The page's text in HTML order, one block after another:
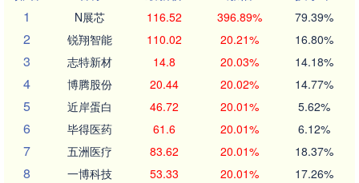
1
N展芯 116.52 396.89% 79.39%
2 锐翔智能 110.02 20.21% 16.80%
3 志特新材 14.8 20.03% 14.18%
4 博腾股份 20.44 20.02% 14.77%
5 近岸蛋白 46.72 20.01% 5.62%
6 毕得医药 61.6 20.01% 6.12%
7 五洲医疗 83.62 20.01% 18.37%
8 一博科技 53.33 20.01% 17.26%